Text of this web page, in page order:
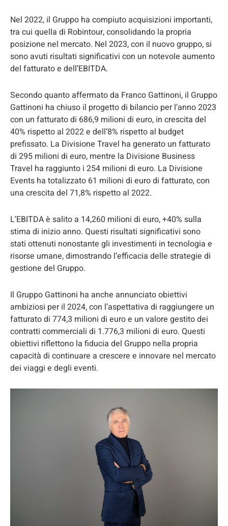
Nel 2022, il Gruppo ha compiuto acquisizioni importanti,
tra cui quella di Robintour, consolidando la propria
posizione nel mercato. Nel 2023, con il nuovo gruppo, si
sono avuti risultati significativi con un notevole aumento
del fatturato e dell’EBITDA.
Secondo quanto affermato da Franco Gattinoni, il Gruppo
Gattinoni ha chiuso il progetto di bilancio per l’anno 2023
con un fatturato di 686,9 milioni di euro, in crescita del
40% rispetto al 2022 e dell’8% rispetto al budget
prefissato. La Divisione Travel ha generato un fatturato
di 295 milioni di euro, mentre la Divisione Business
Travel ha raggiunto i 254 milioni di euro. La Divisione
Events ha totalizzato 61 milioni di euro di fatturato, con
una crescita del 71,8% rispetto al 2022.
L’EBITDA è salito a 14,260 milioni di euro, +40% sulla
stima di inizio anno. Questi risultati significativi sono
stati ottenuti nonostante gli investimenti in tecnologia e
risorse umane, dimostrando l’efficacia delle strategie di
gestione del Gruppo.
Il Gruppo Gattinoni ha anche annunciato obiettivi
ambiziosi per il 2024, con l’aspettativa di raggiungere un
fatturato di 774,3 milioni di euro e un valore gestito dei
contratti commerciali di 1.776,3 milioni di euro. Questi
obiettivi riflettono la fiducia del Gruppo nella propria
capacità di continuare a crescere e innovare nel mercato
dei viaggi e degli eventi.